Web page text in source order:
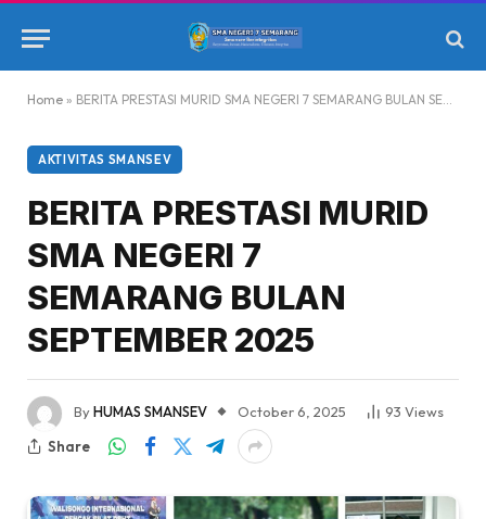
Home » BERITA PRESTASI MURID SMA NEGERI 7 SEMARANG BULAN SEPTEMBER 2025
AKTIVITAS SMANSEV
BERITA PRESTASI MURID
SMA NEGERI 7
SEMARANG BULAN
SEPTEMBER 2025
ByHUMAS SMANSEV October 6, 2025 93 Views
Share